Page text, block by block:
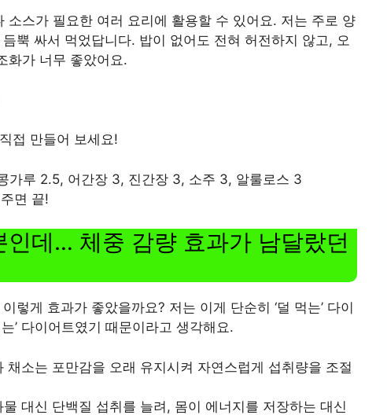
소스가 필요한 여러 요리에 활용할 수 있어요. 저는 주로 양
뿍 싸서 먹었답니다. 밥이 없어도 전혀 허전하지 않고, 오
화가 너무 좋았어요.
접 만들어 보세요!
가루 2.5, 어간장 3, 진간장 3, 소주 3, 알룰로스 3
면 끝!
인데… 체중 감량 효과가 남달랐던
렇게 효과가 좋았을까요? 저는 이게 단순히 ‘덜 먹는’ 다이
’ 다이어트였기 때문이라고 생각해요.
소는 포만감을 오래 유지시켜 자연스럽게 섭취량을 조절
대신 단백질 섭취를 늘려, 몸이 에너지를 저장하는 대신